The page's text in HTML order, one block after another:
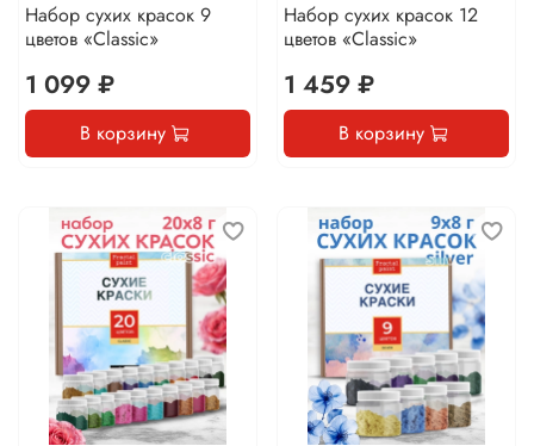
Набор сухих красок 9
цветов «Classic»
1 099 ₽
В корзину
Набор сухих красок 12
цветов «Classic»
1 459 ₽
В корзину